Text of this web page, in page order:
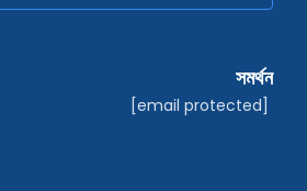
সমর্থন
[email protected]